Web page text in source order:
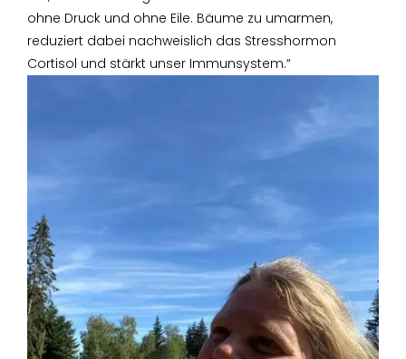
ohne Druck und ohne Eile. Bäume zu umarmen,
reduziert dabei nachweislich das Stresshormon
Cortisol und stärkt unser Immunsystem.“